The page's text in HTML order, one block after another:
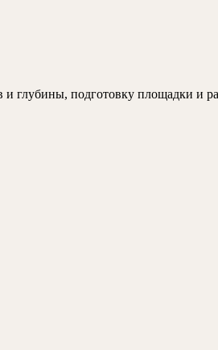
глубины, подготовку площадки и